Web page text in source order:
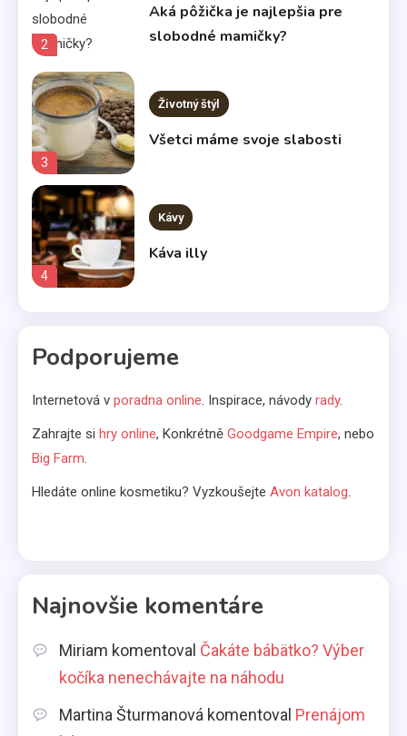
2
Aká pôžička je najlepšia pre
slobodné mamičky?
3
Životný štýl
Všetci máme svoje slabosti
4
Kávy
Káva illy
Vo svetle reflektorov
Bábätká
nenechávajte na náhodu
1
Prenájom kávovarov
Komerčné články
slobodné mamičky?
Podporujeme
Internetová v poradna online. Inspirace, návody rady.
Zahrajte si hry online, Konkrétně Goodgame Empire, nebo
Big Farm.
Hledáte online kosmetiku? Vyzkoušejte Avon katalog.
Najnovšie komentáre
Miriam komentoval Čakáte bábätko? Výber
kočíka nenechávajte na náhodu
Martina Šturmanová komentoval Prenájom